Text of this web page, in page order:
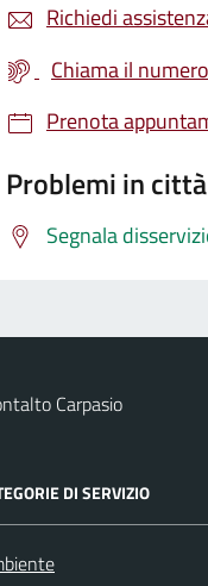
Richiedi
Chiama il
Prenota
Problemi in città
Segnala
Carpasio
DI SERVIZIO